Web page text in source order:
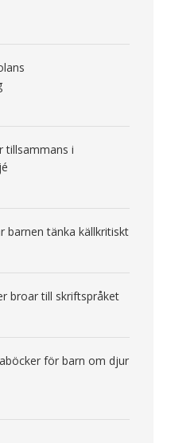
tillsammans i
barnen tänka källkritiskt
broar till skriftspråket
för barn om djur